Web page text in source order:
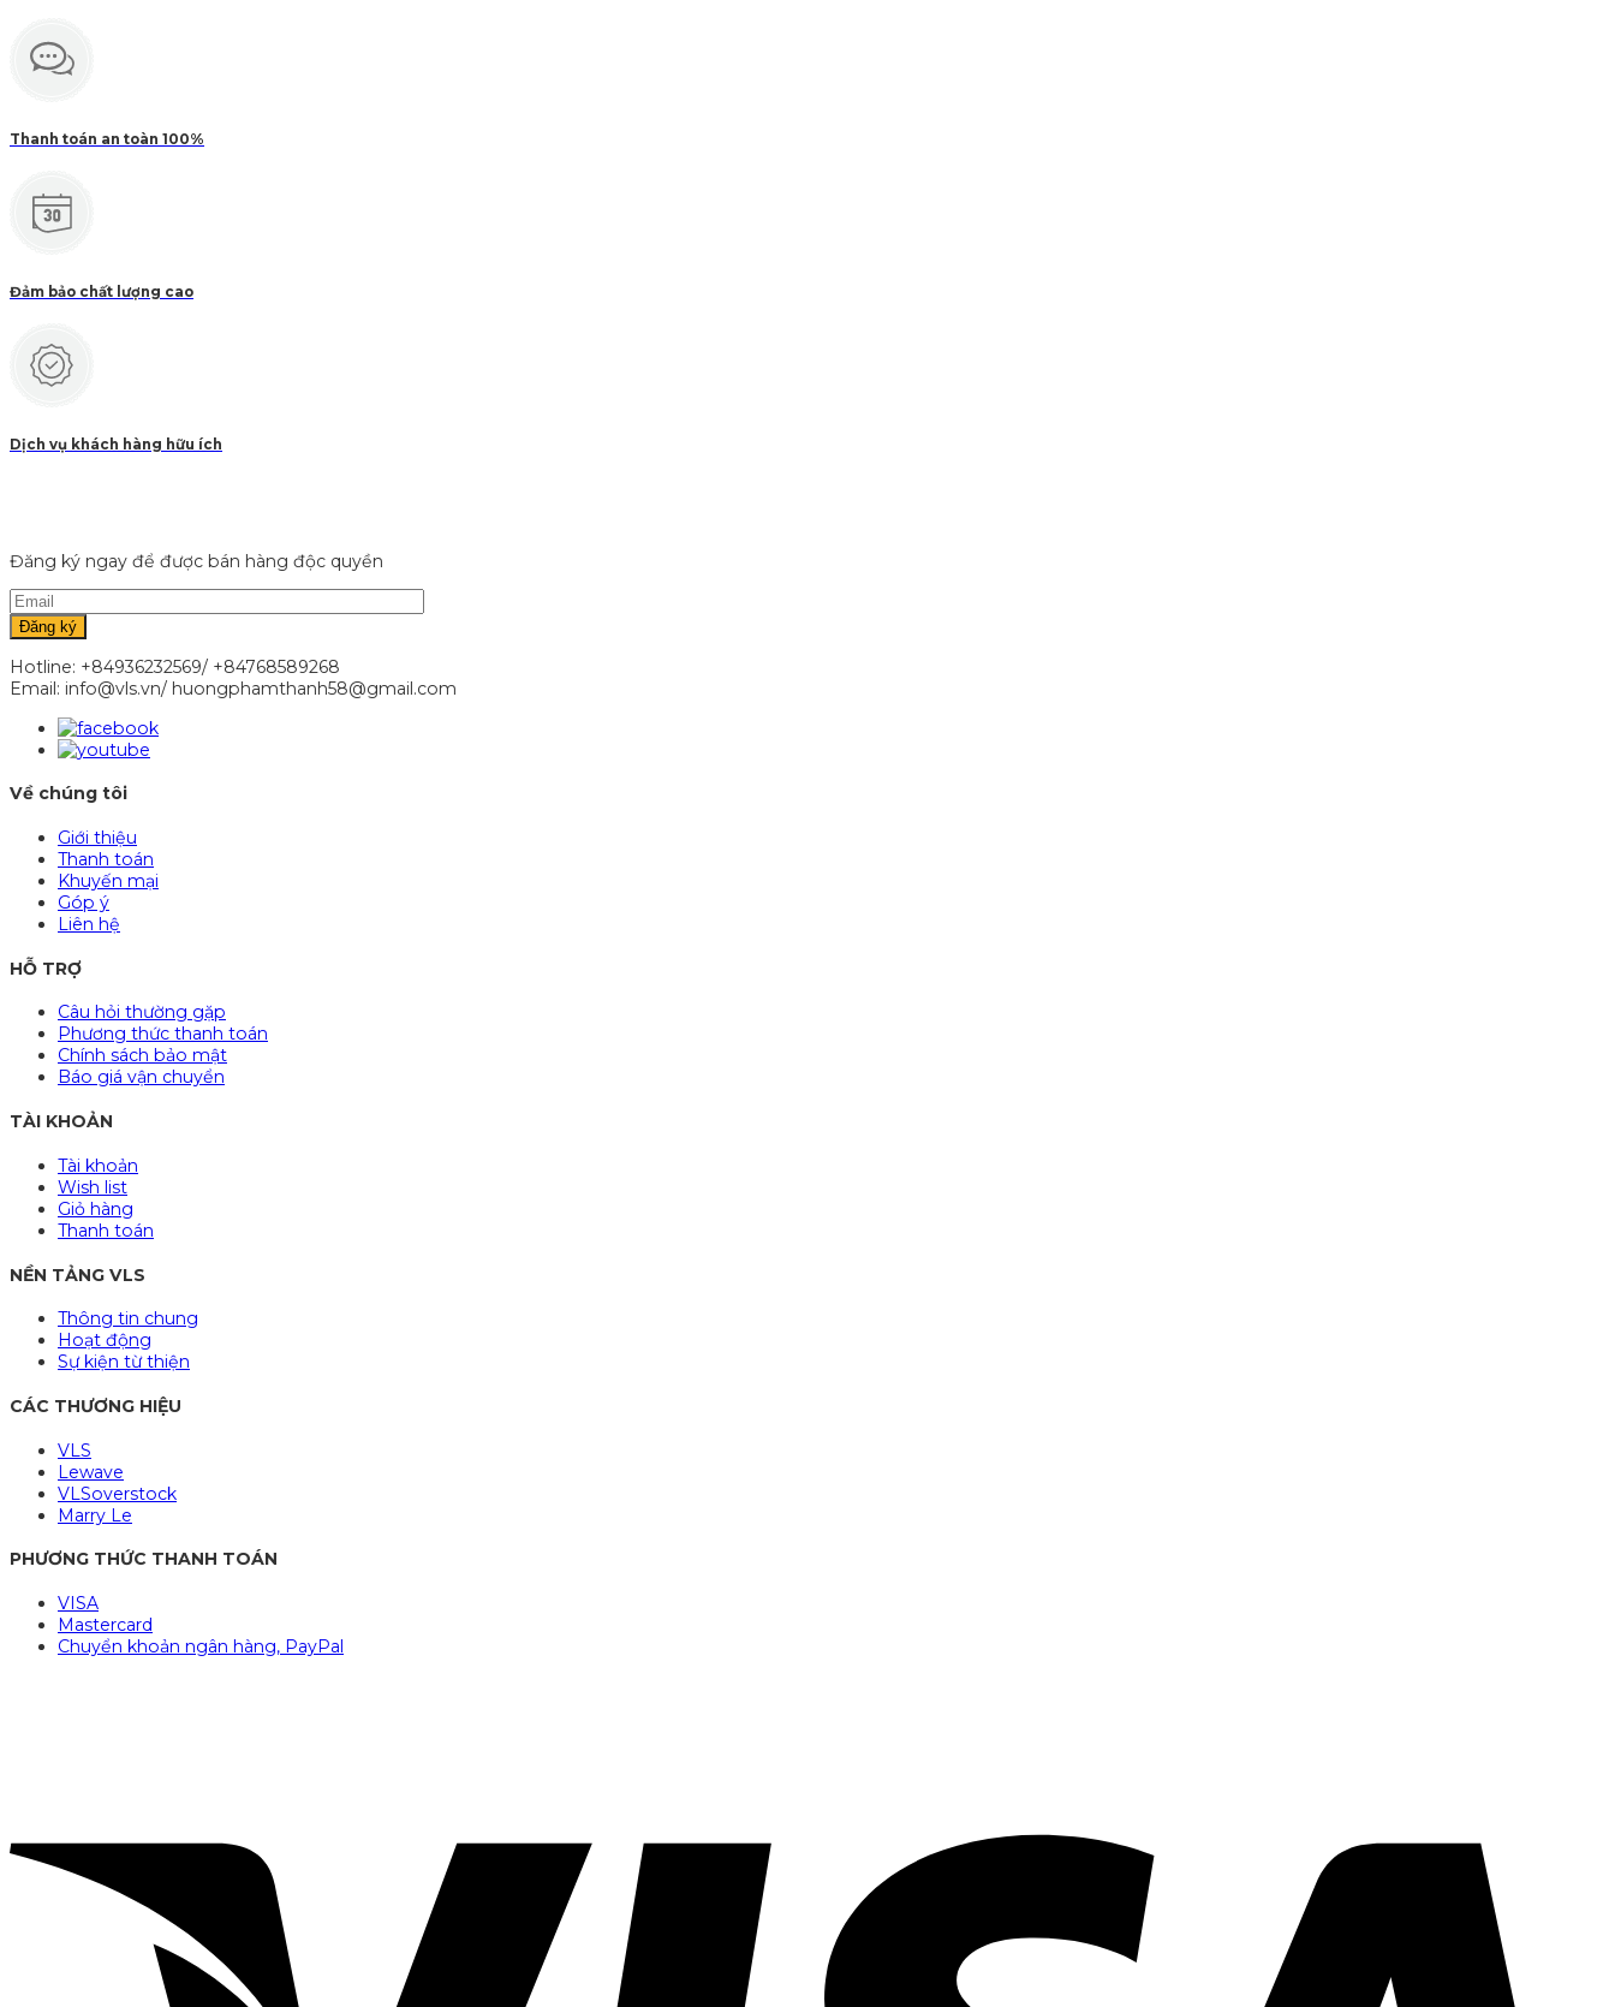
Thanh toán an toàn 100%
Đảm bảo chất lượng cao
Dịch vụ khách hàng hữu ích
Đăng ký ngay để được bán hàng độc quyền
Hotline: +84936232569/ +84768589268
Email: info@vls.vn/ huongphamthanh58@gmail.com
Về chúng tôi
Giới thiệu
Thanh toán
Khuyến mại
Góp ý
Liên hệ
HỖ TRỢ
Câu hỏi thường gặp
Phương thức thanh toán
Chính sách bảo mật
Báo giá vận chuyển
TÀI KHOẢN
Tài khoản
Wish list
Giỏ hàng
Thanh toán
NỀN TẢNG VLS
Thông tin chung
Hoạt động
Sự kiện từ thiện
CÁC THƯƠNG HIỆU
VLS
Lewave
VLSoverstock
Marry Le
PHƯƠNG THỨC THANH TOÁN
VISA
Mastercard
Chuyển khoản ngân hàng, PayPal